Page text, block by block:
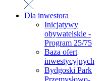
Dla inwestora
Inicjatywy
obywatelskie -
Program 25/75
Baza ofert
inwestycyjnych
Bydgoski Park
Przemysłowo-